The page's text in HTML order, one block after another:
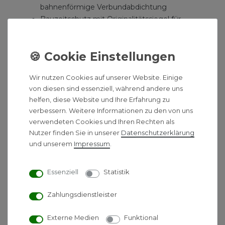
bahnenförmige Verbundabdichtung
Bauzeitschutz mit Originalitätssiegel für
Aufnahme zur Montage von optionalen
Estrich
mittigem Rinnenstutzen zum Anschluss des
Ablaufs
innerem Gefälle zur Verbesserung des
Schallschutzstreifen
Tauchrohrdichtung
Fliesenmulde Plate
Einlegen in den Rinnenkörper
belastbar nach Belastungsklasse K3 - Prüflast
Wir nutzen Cookies auf unserer Website. Einige
von diesen sind essenziell, während andere uns
helfen, diese Website und Ihre Erfahrung zu
verbessern. Weitere Informationen zu den von uns
verwendeten Cookies und Ihren Rechten als
Nutzer finden Sie in unserer Daten­schutz­erklärung
und unserem Impressum
Essenziell Statistik
Zahlungsdienstleister
Externe Medien Funktional